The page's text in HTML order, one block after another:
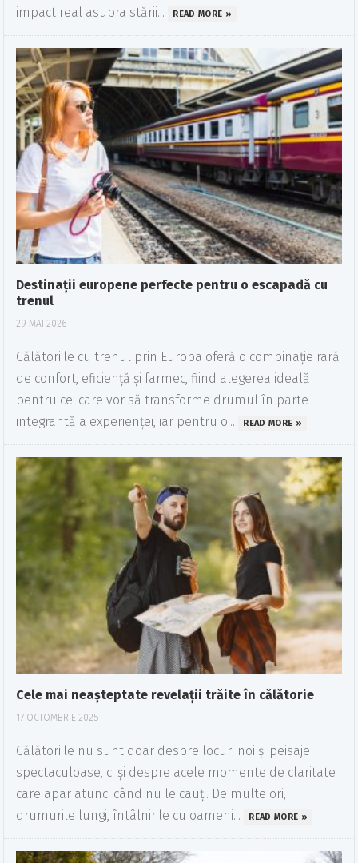
impact real asupra stării...
READ MORE »
Destinații europene perfecte pentru o escapadă cu
trenul
29 MAI 2026
Călătoriile cu trenul prin Europa oferă o combinație rară
de confort, eficiență și farmec, fiind alegerea ideală
pentru cei care vor să transforme drumul în parte
integrantă a experienței, iar pentru o...
READ MORE »
Cele mai neașteptate revelații trăite în călătorie
17 OCTOMBRIE 2025
Călătoriile nu sunt doar despre locuri noi și peisaje
spectaculoase, ci și despre acele momente de claritate
care apar atunci când nu le cauți. De multe ori,
drumurile lungi, întâlnirile cu oameni...
READ MORE »